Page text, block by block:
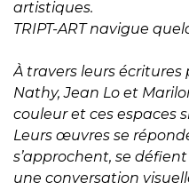
artistiques.
TRIPT-ART navigue
À travers leurs écritures
Nathy, Jean Lo et
couleur et ces espaces
Leurs œuvres se
s’approchent, se
une conversation